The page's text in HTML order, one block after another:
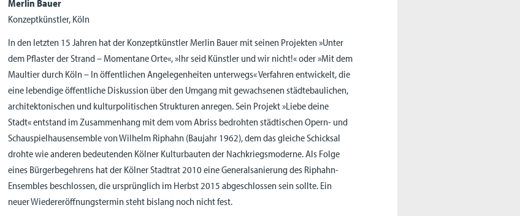
Merlin Bauer
Konzeptkünstler, Köln
In den letzten 15 Jahren hat der Konzeptkünstler Merlin Bauer mit seinen Projekten »Unter
dem Pflaster der Strand – Momentane Orte«, »Ihr seid Künstler und wir nicht!« oder »Mit dem
Maultier durch Köln – In öffentlichen Angelegenheiten unterwegs« Verfahren entwickelt, die
eine lebendige öffentliche Diskussion über den Umgang mit gewachsenen städtebaulichen,
architektonischen und kulturpolitischen Strukturen anregen. Sein Projekt »Liebe deine
Stadt« entstand im Zusammenhang mit dem vom Abriss bedrohten städtischen Opern- und
Schauspielhausensemble von Wilhelm Riphahn (Baujahr 1962), dem das gleiche Schicksal
drohte wie anderen bedeutenden Kölner Kulturbauten der Nachkriegsmoderne. Als Folge
eines Bürgerbegehrens hat der Kölner Stadtrat 2010 eine Generalsanierung des Riphahn-
Ensembles beschlossen, die ursprünglich im Herbst 2015 abgeschlossen sein sollte. Ein
neuer Wiedereröffnungstermin steht bislang noch nicht fest.